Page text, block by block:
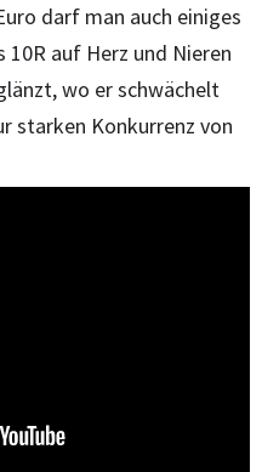
darf man auch einiges
10R auf Herz und Nieren
wo er schwächelt
starken Konkurrenz von